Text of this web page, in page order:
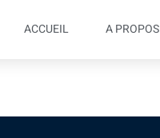
ACCUEIL A PROPOS